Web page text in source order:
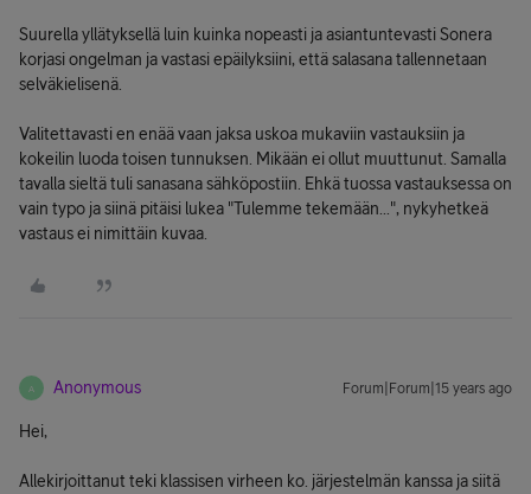
Suurella yllätyksellä luin kuinka nopeasti ja asiantuntevasti Sonera
korjasi ongelman ja vastasi epäilyksiini, että salasana tallennetaan
selväkielisenä.
Valitettavasti en enää vaan jaksa uskoa mukaviin vastauksiin ja
kokeilin luoda toisen tunnuksen. Mikään ei ollut muuttunut. Samalla
tavalla sieltä tuli sanasana sähköpostiin. Ehkä tuossa vastauksessa on
vain typo ja siinä pitäisi lukea "Tulemme tekemään...", nykyhetkeä
vastaus ei nimittäin kuvaa.
A Anonymous Forum|Forum|15 years ago
Hei,
Allekirjoittanut teki klassisen virheen ko. järjestelmän kanssa ja siitä